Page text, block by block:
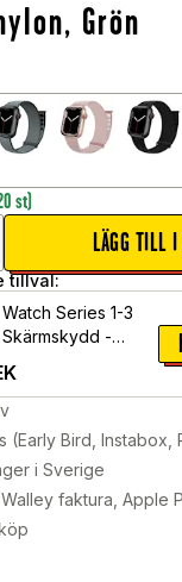
Grön
st)
LÄGG TILL I
tillval:
Series 1-3
Skärmskydd -
(Early Bird, Instabox,
i Sverige
faktura, Apple